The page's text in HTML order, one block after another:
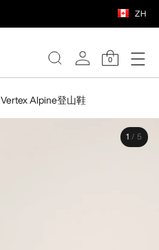
ZH
0
Vertex Alpine登山鞋
1 / 5